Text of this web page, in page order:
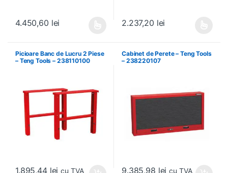
4.450,60 lei 2.237,20 lei
Picioare Banc de Lucru 2 Piese
– Teng Tools – 238110100
1.895,44 lei cu TVA
Cabinet de Perete – Teng Tools
– 238220107
9.385,98 lei cu TVA